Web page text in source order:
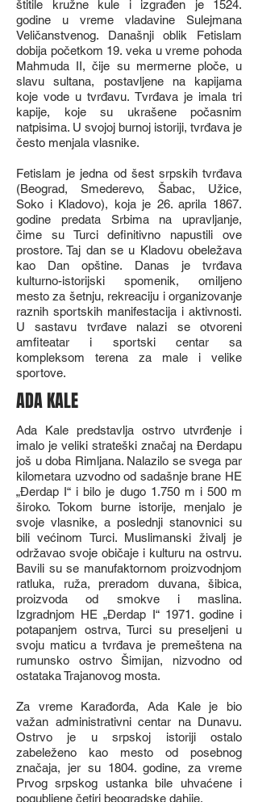
štitile kružne kule i izgrađen je 1524.
godine u vreme vladavine Sulejmana
Veličanstvenog. Današnji oblik Fetislam
dobija početkom 19. veka u vreme pohoda
Mahmuda II, čije su mermerne ploče, u
slavu sultana, postavljene na kapijama
koje vode u tvrđavu. Tvrđava je imala tri
kapije, koje su ukrašene počasnim
natpisima. U svojoj burnoj istoriji, tvrđava je
često menjala vlasnike.
Fetislam je jedna od šest srpskih tvrđava
(Beograd, Smederevo, Šabac, Užice,
Soko i Kladovo), koja je 26. aprila 1867.
godine predata Srbima na upravljanje,
čime su Turci definitivno napustili ove
prostore. Taj dan se u Kladovu obeležava
kao Dan opštine. Danas je tvrđava
kulturno-istorijski spomenik, omiljeno
mesto za šetnju, rekreaciju i organizovanje
raznih sportskih manifestacija i aktivnosti.
U sastavu tvrđave nalazi se otvoreni
amfiteatar i sportski centar sa
kompleksom terena za male i velike
sportove.
ADA KALE
Ada Kale predstavlja ostrvo utvrđenje i
imalo je veliki strateški značaj na Đerdapu
još u doba Rimljana. Nalazilo se svega par
kilometara uzvodno od sadašnje brane HE
„Đerdap I“ i bilo je dugo 1.750 m i 500 m
široko. Tokom burne istorije, menjalo je
svoje vlasnike, a poslednji stanovnici su
bili većinom Turci. Muslimanski živalj je
održavao svoje običaje i kulturu na ostrvu.
Bavili su se manufaktornom proizvodnjom
ratluka, ruža, preradom duvana, šibica,
proizvoda od smokve i maslina.
Izgradnjom HE „Đerdap I“ 1971. godine i
potapanjem ostrva, Turci su preseljeni u
svoju maticu a tvrđava je premeštena na
rumunsko ostrvo Šimijan, nizvodno od
ostataka Trajanovog mosta.
Za vreme Karađorđa, Ada Kale je bio
važan administrativni centar na Dunavu.
Ostrvo je u srpskoj istoriji ostalo
zabeleženo kao mesto od posebnog
značaja, jer su 1804. godine, za vreme
Prvog srpskog ustanka bile uhvaćene i
pogubljene četiri beogradske dahije.